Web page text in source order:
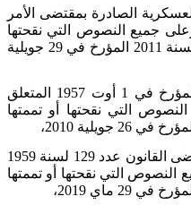
الصادرة بمقتضى الأمر
المؤرخ في 10 جانفي 1957 وعلى جميع النصوص التي نقحتها
أو تممتها وآخرها المرسوم عدد 69 لسنة 2011 المؤرخ في 29 جويلية
وعلى القانون عدد 3 لسنة 1957 المؤرخ في 1 أوت 1957 المتعلق
التي نقحتها أو تممتها
وعلى المجلة التجارية الصادرة بمقتضى القانون عدد 129 لسنة 1959
1959 وعلى جميع النصوص التي نقحتها أو تممتها